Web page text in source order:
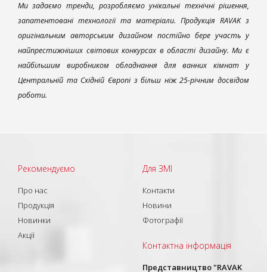
Ми задаємо тренди, розробляємо унікальні технічні рішення,
запатентовані технології та матеріали. Продукція RAVAK з
оригінальним авторським дизайном постійно бере участь у
найпрестижніших світових конкурсах в області дизайну. Ми є
найбільшим виробником обладнання для ванних кімнат у
Центральній та Східній Європі з більш ніж 25-річним досвідом
роботи.
Рекомендуємо
Про нас
Продукція
Новинки
Акції
Для ЗМІ
Контакти
Новини
Фотографії
Контактна інформація
Представництво "RAVAK